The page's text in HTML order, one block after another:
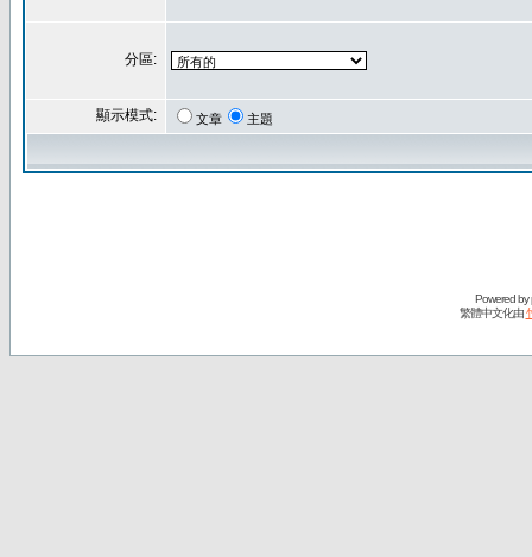
分區:
顯示模式: 文章 主題
Powered by
繁體中文化由